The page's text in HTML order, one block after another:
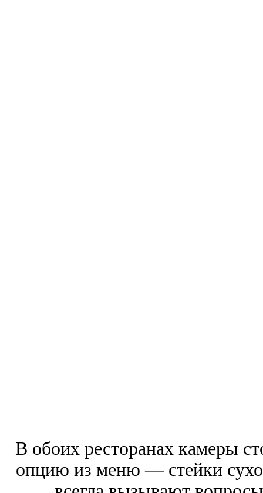
В обоих ресторанах камеры
опцию из меню — стейки